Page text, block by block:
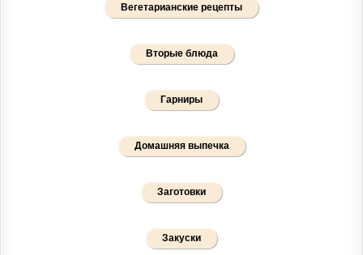
Вегетарианские рецепты
Вторые блюда
Гарниры
Домашняя выпечка
Заготовки
Закуски